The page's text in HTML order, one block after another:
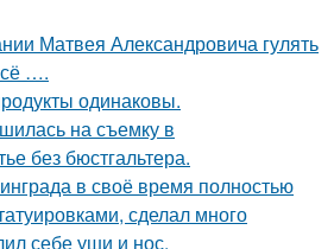
Матвея Александровича гулять
….
одинаковы.
на съемку в
без бюстгальтера.
в своё время полностью
сделал много
себе уши и нос.